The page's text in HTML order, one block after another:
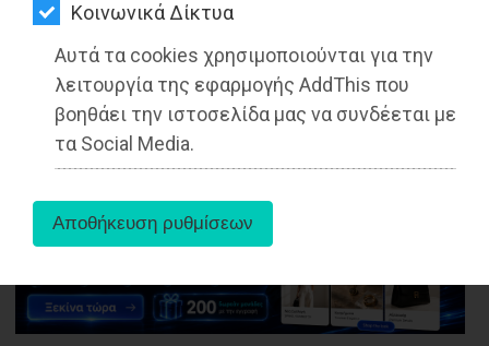
Kοινωνικά Δίκτυα
Αυτά τα cookies χρησιμοποιούνται για την
λειτουργία της εφαρμογής AddThis που
βοηθάει την ιστοσελίδα μας να συνδέεται με
τα Social Media.
ΨΙΘΥΡΟΙ
ΑΠΟΣΤΟΛΗ
ΑΡΘΡΩΝ
Από τo Dimotisnews